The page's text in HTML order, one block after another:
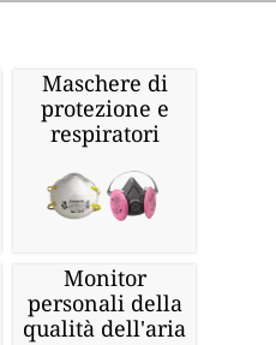
Maschere di
protezione e
respiratori
Monitor
personali della
qualità dell'aria